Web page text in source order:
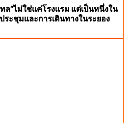
ล”ไม่ใช่แค่โรงแรม แต่เป็นหนึ่งใน
ะชุมและการเดินทางในระยอง